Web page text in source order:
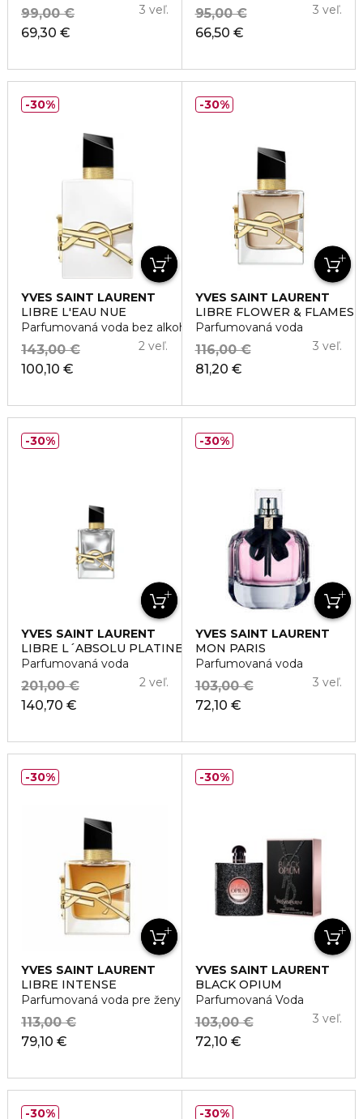
69,30 €
99,00 € 3 veľ.
66,50 €
95,00 € 3 veľ.
YVES SAINT LAURENT
LIBRE L'EAU NUE
Parfumovaná voda bez alkoholu
100,10 €
143,00 € 2 veľ.
30%
YVES SAINT LAURENT
LIBRE FLOWER & FLAMES
Parfumovaná voda
81,20 €
116,00 € 3 veľ.
30%
YVES SAINT LAURENT
LIBRE L´ABSOLU PLATINE
Parfumovaná voda
140,70 €
201,00 € 2 veľ.
30%
YVES SAINT LAURENT
MON PARIS
Parfumovaná voda
72,10 €
103,00 € 3 veľ.
30%
YVES SAINT LAURENT
LIBRE INTENSE
Parfumovaná voda pre ženy
79,10 €
113,00 €
30%
YVES SAINT LAURENT
BLACK OPIUM
Parfumovaná Voda
72,10 €
103,00 € 3 veľ.
30%
30% 30%